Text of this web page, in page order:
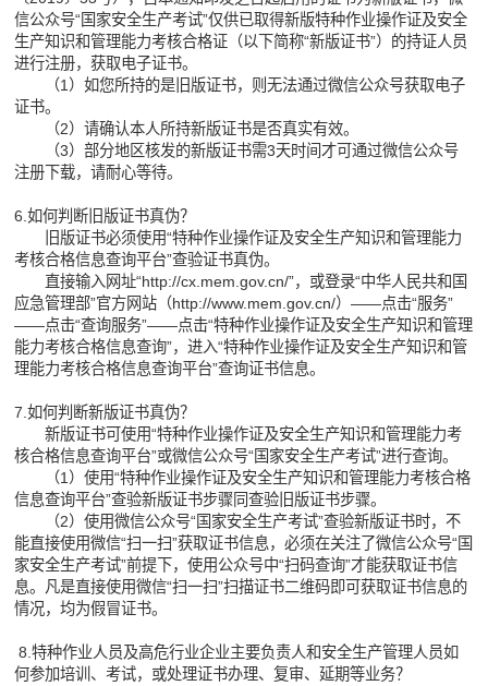
信公众号“国家安全生产考试”仅供已取得新版特种作业操作证及安全
生产知识和管理能力考核合格证（以下简称“新版证书”）的持证人员
进行注册，获取电子证书。
（1）如您所持的是旧版证书，则无法通过微信公众号获取电子
证书。
（2）请确认本人所持新版证书是否真实有效。
（3）部分地区核发的新版证书需3天时间才可通过微信公众号
注册下载，请耐心等待。
6.如何判断旧版证书真伪？
旧版证书必须使用“特种作业操作证及安全生产知识和管理能力
考核合格信息查询平台”查验证书真伪。
直接输入网址“http://cx.mem.gov.cn/”，或登录“中华人民共和国
应急管理部”官方网站（http://www.mem.gov.cn/）——点击“服务”
——点击“查询服务”——点击“特种作业操作证及安全生产知识和管理
能力考核合格信息查询”，进入“特种作业操作证及安全生产知识和管
理能力考核合格信息查询平台”查询证书信息。
7.如何判断新版证书真伪？
新版证书可使用“特种作业操作证及安全生产知识和管理能力考
核合格信息查询平台”或微信公众号“国家安全生产考试”进行查询。
（1）使用“特种作业操作证及安全生产知识和管理能力考核合格
信息查询平台”查验新版证书步骤同查验旧版证书步骤。
（2）使用微信公众号“国家安全生产考试”查验新版证书时，不
能直接使用微信“扫一扫”获取证书信息，必须在关注了微信公众号“国
家安全生产考试”前提下，使用公众号中“扫码查询”才能获取证书信
息。凡是直接使用微信“扫一扫”扫描证书二维码即可获取证书信息的
情况，均为假冒证书。
8.特种作业人员及高危行业企业主要负责人和安全生产管理人员如
何参加培训、考试，或处理证书办理、复审、延期等业务？